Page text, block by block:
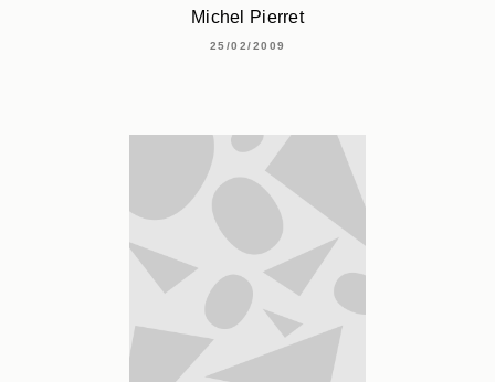
Michel Pierret
25/02/2009